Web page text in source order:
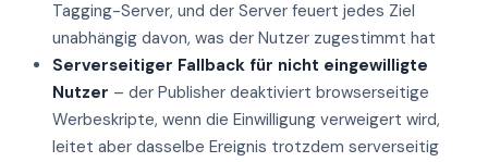
Tagging-Server, und der Server feuert jedes Ziel
unabhängig davon, was der Nutzer zugestimmt hat
Serverseitiger Fallback für nicht eingewilligte
Nutzer – der Publisher deaktiviert browserseitige
Werbeskripte, wenn die Einwilligung verweigert wird,
leitet aber dasselbe Ereignis trotzdem serverseitig